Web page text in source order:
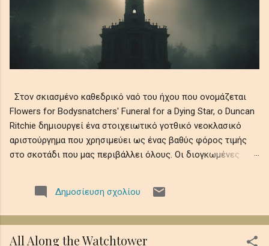
Στον σκιασμένο καθεδρικό ναό του ήχου που ονομάζεται
Flowers for Bodysnatchers' Funeral for a Dying Star, ο Duncan
Ritchie δημιουργεί ένα στοιχειωτικό γοτθικό νεοκλασικό
αριστούργημα που χρησιμεύει ως ένας βαθύς φόρος τιμής
στο σκοτάδι που μας περιβάλλει όλους. Οι διογκωμένες
πιάνου και ατμοσφαιρικά ηχοχρώματα, θυμίζοντας την
αδυσώπητη φθορά του ουράνιου φωτός σε αιώνια νύχτα,
της ύπαρξης εν μέσω ψιθύρων απώλειας, απομόνωσης και
κοσμικής λήθης. Αυτό το ηχητικό ρέκβιεμ βυθίζει τους
Δημοσίευση σχολίου
All Along the Watchtower